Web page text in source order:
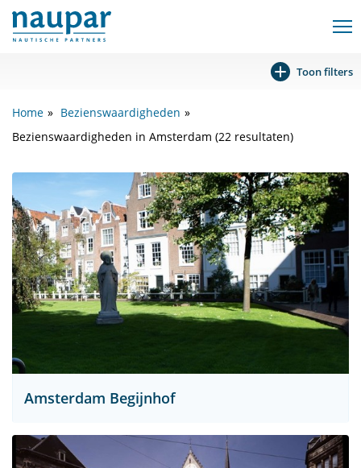
Toon filters
Home
Bezienswaardigheden
Bezienswaardigheden in Amsterdam (22 resultaten)
Amsterdam Begijnhof